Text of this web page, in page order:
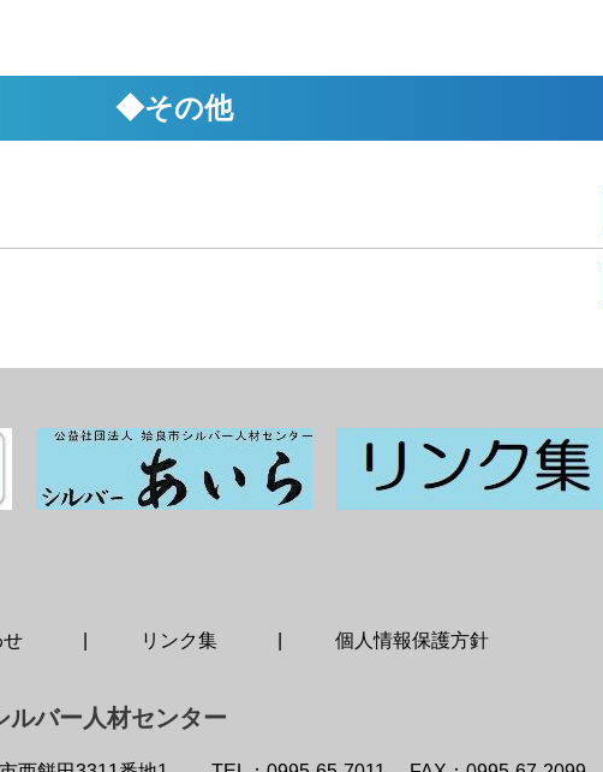
◆その他
せ リンク集 個人情報保護方針
ルバー人材センター